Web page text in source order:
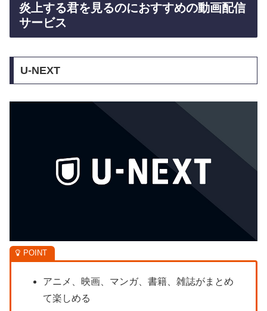
炎上する君を見るのにおすすめの動画配信
サービス
U-NEXT
アニメ、映画、マンガ、書籍、雑誌がまとめ
て楽しめる